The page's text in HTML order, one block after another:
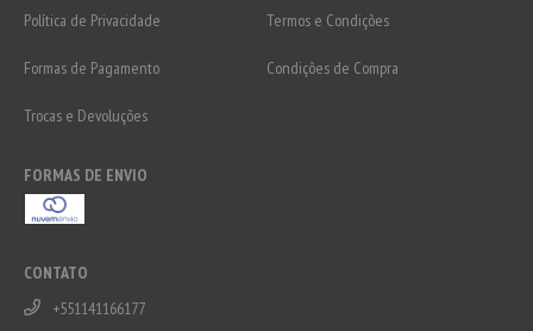
Política de Privacidade
Termos e Condições
Formas de Pagamento Condições de Compra
Trocas e Devoluções
FORMAS DE ENVIO
CONTATO
+551141166177